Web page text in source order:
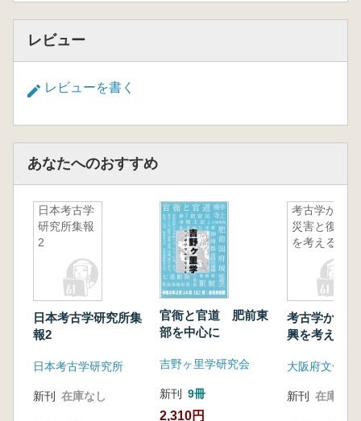
レビュー
レビューを書く
あなたへのおすすめ
日本考古学
研究所集報
2
日本考古学研究所集
報2
日本考古学研究所
新刊 在庫なし
官衙と官道 肥前東
部を中心に
吉野ヶ里学研究会
新刊 9冊
2,310円
考古学から
災害と復興
を考える
考古学から
興を考える
新刊 在庫なし